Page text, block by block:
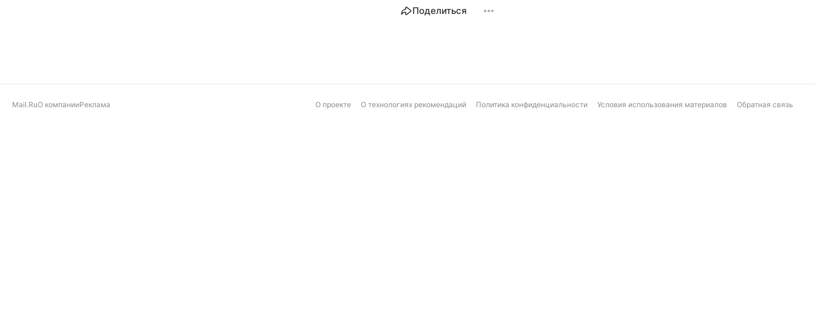
Поделиться
Mail.RuО компанииРеклама О проекте О технологиях рекомендаций Политика конфиденциальности Условия использования материалов Обратная связь